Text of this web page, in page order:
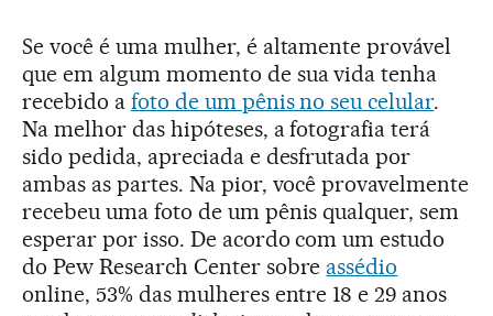
Se você é uma mulher, é altamente provável
que em algum momento de sua vida tenha
recebido a foto de um pênis no seu celular.
Na melhor das hipóteses, a fotografia terá
sido pedida, apreciada e desfrutada por
ambas as partes. Na pior, você provavelmente
recebeu uma foto de um pênis qualquer, sem
esperar por isso. De acordo com um estudo
do Pew Research Center sobre assédio
online, 53% das mulheres entre 18 e 29 anos